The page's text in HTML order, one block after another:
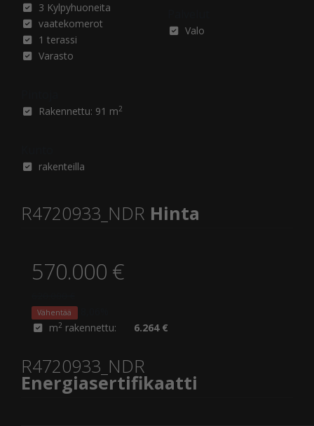
3 Kylpyhuoneita
vaatekomerot
1 terassi
Varasto
Rakennettu: 91 m2
rakenteilla
Valo
R4720933_NDR Hinta
570.000 €
Vähentää
8,06%
m2 rakennettu: 6.264 €
R4720933_NDR
Energiasertifikaatti